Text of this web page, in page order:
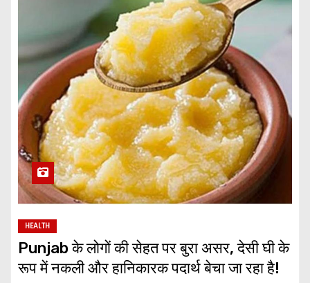
HEALTH
Punjab के लोगों की सेहत पर बुरा असर, देसी घी के
रूप में नकली और हानिकारक पदार्थ बेचा जा रहा है!